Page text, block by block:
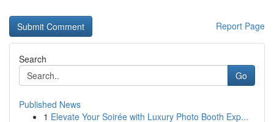
Report Page
Search
Go
Published News
1 Elevate Your Soirée with Luxury Photo Booth Exp...